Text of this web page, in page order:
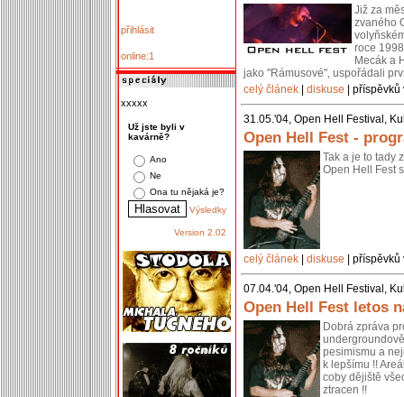
přihlásit
online:1
xxxxx
Už jste byli v
kavárně?
Ano
Ne
Ona tu nějaká je?
Výsledky
Version 2.02
Již za
zvaného
roce
Mecák a
jako "Rámusové", uspořádali
celý článek
diskuse |
31.05.'04, Open Hell Festival,
Open Hell Fest -
Tak a je to tady
Open Hell Fest
celý článek diskuse |
07.04.'04, Open Hell Festival,
Open Hell Fest letos
Dobrá zpráva
pesimismu a
k lepšímu !!
coby dějiště
ztracen !!